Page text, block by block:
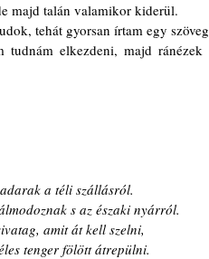
majd talán valamikor kiderül.
tehát gyorsan írtam egy
tudnám elkezdeni, majd
a téli szállásról.
s az északi nyárról.
amit át kell szelni,
tenger fölött átrepülni.